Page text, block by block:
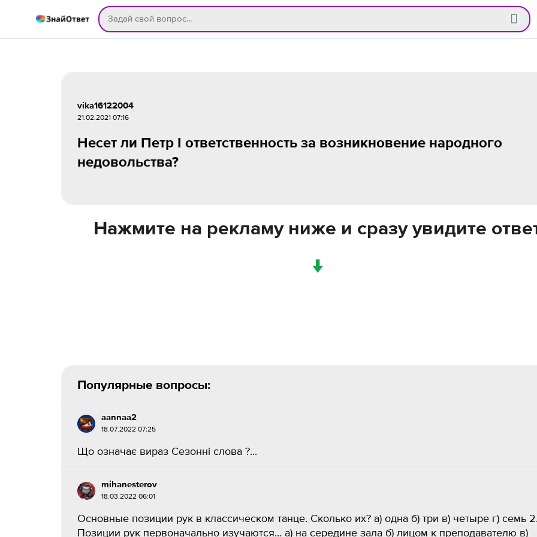
vika16122004
21.02.2021 07:16
Несет ли Петр I ответственность за возникновение народного
недовольства?
Нажмите на рекламу ниже и сразу увидите
↓
Популярные вопросы:
aannaa2
18.07.2022 07:25
Що означає вираз Сезонні слова ?...
mihanesterov
18.03.2022 06:01
Основные позиции рук в классическом танце. Сколько их? а) одна б) три в) четыре г) семь
Позиции рук первоначально изучаются… а) на середине зала б) лицом к преподавателю в)